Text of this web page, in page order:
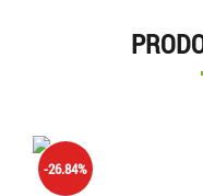
-26.84%